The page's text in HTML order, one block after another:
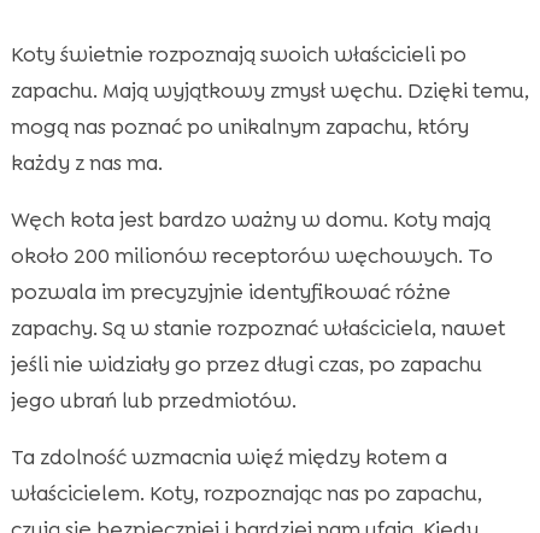
Koty świetnie rozpoznają swoich właścicieli po
zapachu. Mają wyjątkowy zmysł węchu. Dzięki temu,
mogą nas poznać po unikalnym zapachu, który
każdy z nas ma.
Węch kota jest bardzo ważny w domu. Koty mają
około 200 milionów receptorów węchowych. To
pozwala im precyzyjnie identyfikować różne
zapachy. Są w stanie rozpoznać właściciela, nawet
jeśli nie widziały go przez długi czas, po zapachu
jego ubrań lub przedmiotów.
Ta zdolność wzmacnia więź między kotem a
właścicielem. Koty, rozpoznając nas po zapachu,